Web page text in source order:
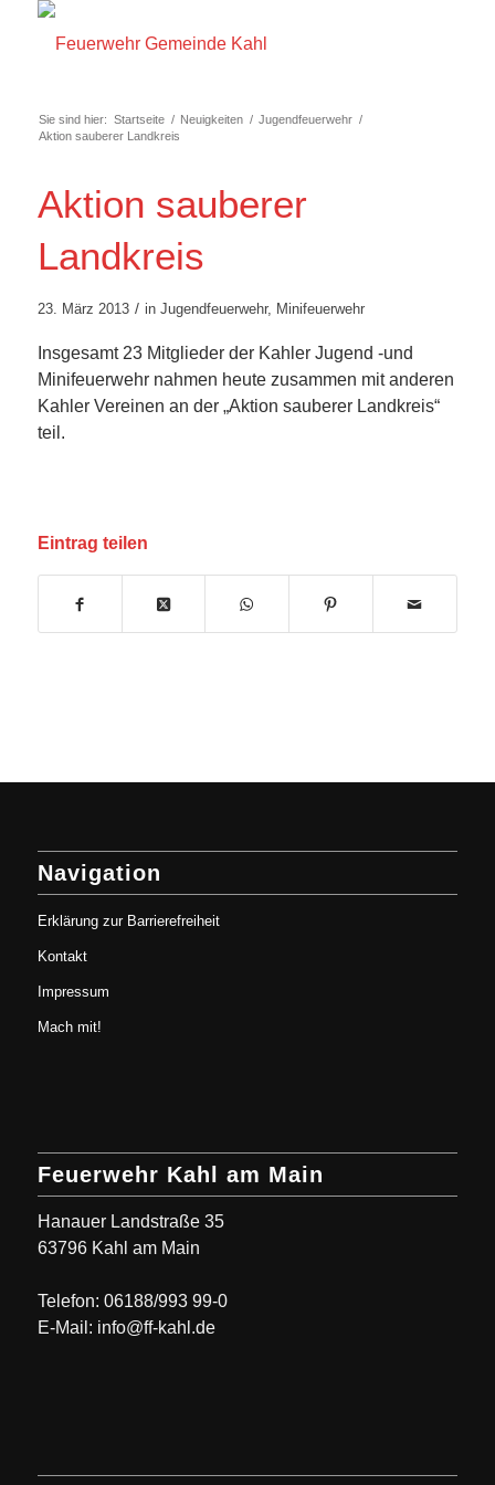
Sie sind hier: Startseite / Neuigkeiten / Jugendfeuerwehr /
Aktion sauberer Landkreis
Aktion sauberer
Landkreis
23. März 2013 / in Jugendfeuerwehr, Minifeuerwehr
Insgesamt 23 Mitglieder der Kahler Jugend -und
Minifeuerwehr nahmen heute zusammen mit anderen
Kahler Vereinen an der „Aktion sauberer Landkreis“
teil.
Eintrag teilen
Navigation
Erklärung zur Barrierefreiheit
Kontakt
Impressum
Mach mit!
Feuerwehr Kahl am Main
Hanauer Landstraße 35
63796 Kahl am Main
Telefon: 06188/993 99-0
E-Mail: info@ff-kahl.de